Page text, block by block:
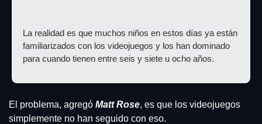
La realidad es que muchos niños en estos días ya están
familiarizados con los videojuegos y los han dominado
para cuando tienen entre seis y siete u ocho años.
El problema, agregó Matt Rose, es que los videojuegos
simplemente no han seguido con eso.